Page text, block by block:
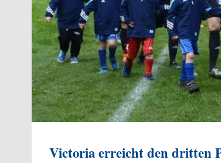
Victoria erreicht den dritten